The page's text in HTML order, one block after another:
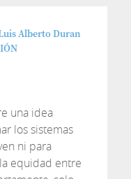
Alberto Duran
una idea
los sistemas
ni para
equidad entre